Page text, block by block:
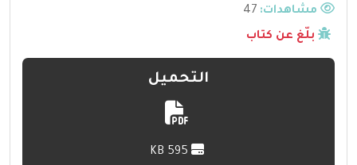
مشاهدات:
بلّغ عن كتاب
التحميل